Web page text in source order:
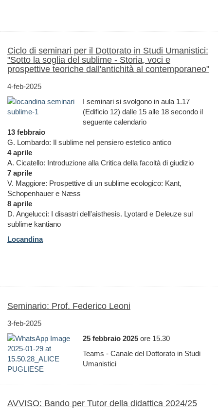
Ciclo di seminari per il Dottorato in Studi Umanistici:
"Sotto la soglia del sublime - Storia, voci e
prospettive teoriche dall'antichità al contemporaneo"
4-feb-2025
I seminari si svolgono in aula 1.17
(Edificio 12) dalle 15 alle 18 secondo il
seguente calendario
13 febbraio
G. Lombardo: Il sublime nel pensiero estetico antico
4 aprile
A. Cicatello: Introduzione alla Critica della facoltà di giudizio
7 aprile
V. Maggiore: Prospettive di un sublime ecologico: Kant,
Schopenhauer e Næss
8 aprile
D. Angelucci: I disastri dell'aisthesis. Lyotard e Deleuze sul
sublime kantiano
Locandina
Seminario: Prof. Federico Leoni
3-feb-2025
25 febbraio 2025 ore 15.30
Teams - Canale del Dottorato in Studi
Umanistici
AVVISO: Bando per Tutor della didattica 2024/25